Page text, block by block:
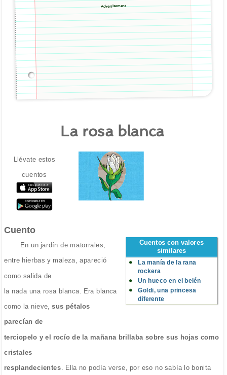
Advertisement
La rosa blanca
Llévate estos
cuentos
Cuento
Cuentos con valores
similares
La manía de la rana
rockera
Un hueco en el belén
Goldi, una princesa
diferente
En un jardín de matorrales,
entre hierbas y maleza, apareció
como salida de
la nada una rosa blanca. Era blanca
como la nieve, sus pétalos
parecían de
terciopelo y el rocío de la mañana brillaba sobre sus hojas como
cristales
resplandecientes. Ella no podía verse, por eso no sabía lo bonita